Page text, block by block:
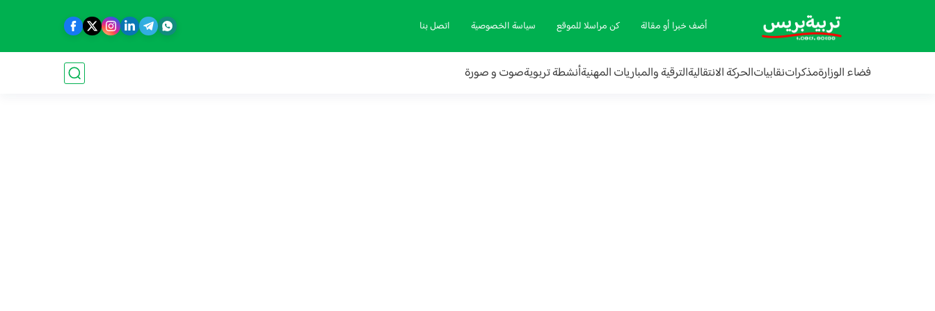
أضف خبرا أو مقالة كن مراسلا للموقع سياسة الخصوصية اتصل بنا
فضاء الوزارةمذكراتنقابياتالحركة الانتقاليةالترقية والمباريات المهنيةأنشطة تربويةصوت و صورة